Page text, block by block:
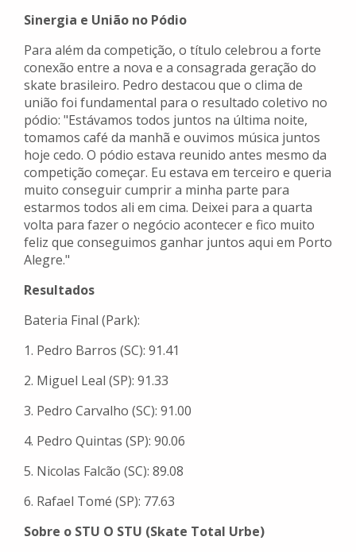
Sinergia e União no Pódio
Para além da competição, o título celebrou a forte
conexão entre a nova e a consagrada geração do
skate brasileiro. Pedro destacou que o clima de
união foi fundamental para o resultado coletivo no
pódio: "Estávamos todos juntos na última noite,
tomamos café da manhã e ouvimos música juntos
hoje cedo. O pódio estava reunido antes mesmo da
competição começar. Eu estava em terceiro e queria
muito conseguir cumprir a minha parte para
estarmos todos ali em cima. Deixei para a quarta
volta para fazer o negócio acontecer e fico muito
feliz que conseguimos ganhar juntos aqui em Porto
Alegre."
Resultados
Bateria Final (Park):
1. Pedro Barros (SC): 91.41
2. Miguel Leal (SP): 91.33
3. Pedro Carvalho (SC): 91.00
4. Pedro Quintas (SP): 90.06
5. Nicolas Falcão (SC): 89.08
6. Rafael Tomé (SP): 77.63
Sobre o STU O STU (Skate Total Urbe)